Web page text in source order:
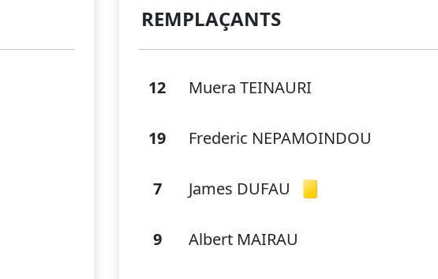
REMPLAÇANTS
12 Muera TEINAURI
19 Frederic NEPAMOINDOU
7 James DUFAU
9 Albert MAIRAU